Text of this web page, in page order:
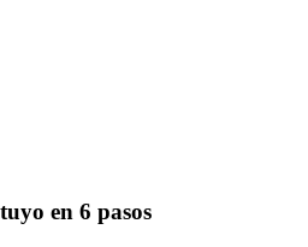
en 6 pasos